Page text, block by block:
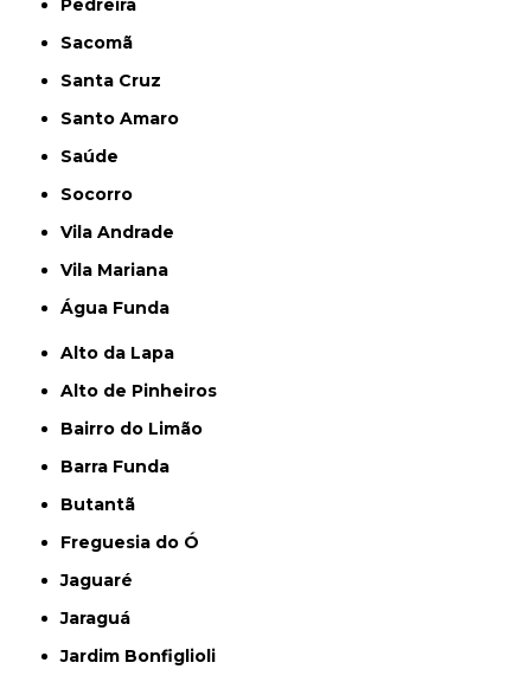
Pedreira
Sacomã
Santa Cruz
Santo Amaro
Saúde
Socorro
Vila Andrade
Vila Mariana
Água Funda
Alto da Lapa
Alto de Pinheiros
Bairro do Limão
Barra Funda
Butantã
Freguesia do Ó
Jaguaré
Jaraguá
Jardim Bonfiglioli